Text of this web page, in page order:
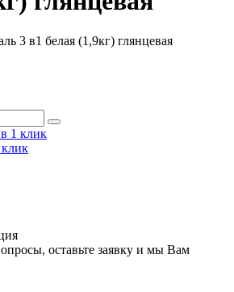
3 в1 белая (1,9кг) глянцевая
1 клик
оставьте заявку и мы Вам